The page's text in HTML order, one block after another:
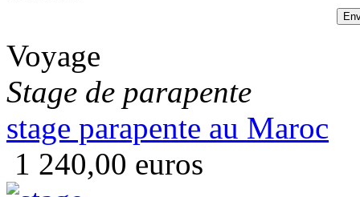
Voyage
Stage de parapente
stage parapente au Maroc
1 240,00 euros